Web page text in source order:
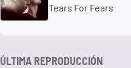
Tears For Fears
ÚLTIMA REPRODUCCIÓN